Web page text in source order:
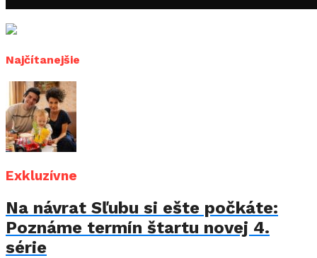
Najčítanejšie
Exkluzívne
Na návrat Sľubu si ešte počkáte:
Poznáme termín štartu novej 4.
série